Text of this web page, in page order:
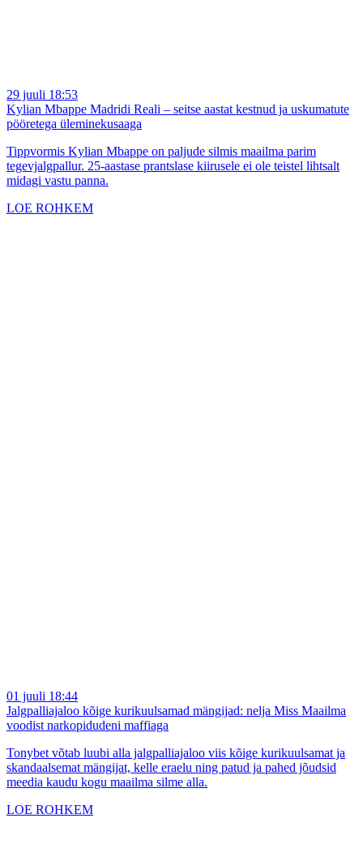
29 juuli 18:53
Kylian Mbappe Madridi Reali – seitse aastat kestnud ja uskumatute
pööretega üleminekusaaga
Tippvormis Kylian Mbappe on paljude silmis maailma parim
tegevjalgpallur. 25-aastase prantslase kiirusele ei ole teistel lihtsalt
midagi vastu panna.
LOE ROHKEM
01 juuli 18:44
Jalgpalliajaloo kõige kurikuulsamad mängijad: nelja Miss Maailma
voodist narkopidudeni maffiaga
Tonybet võtab luubi alla jalgpalliajaloo viis kõige kurikuulsamat ja
skandaalsemat mängijat, kelle eraelu ning patud ja pahed jõudsid
meedia kaudu kogu maailma silme alla.
LOE ROHKEM